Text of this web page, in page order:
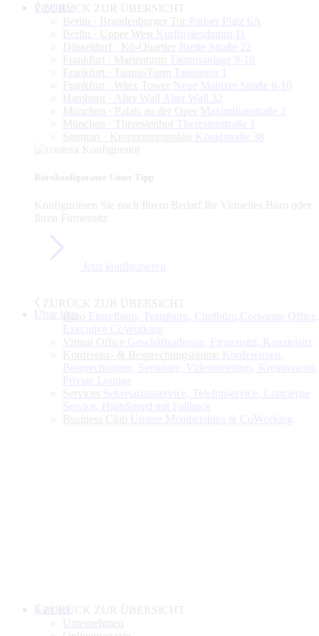
ZURÜCK ZUR ÜBERSICHT
Berlin · Brandenburger Tor
Pariser Platz 6A
Berlin · Upper West Kurfürstendamm 11
Düsseldorf · Kö-Quartier
Breite Straße 22
Frankfurt · Marienturm Taunusanlage 9-10
Frankfurt · TaunusTurm Taunustor 1
Frankfurt · Winx Tower
Neue Mainzer Straße 6-10
Hamburg · Alter Wall
Alter Wall 32
München · Palais an der Oper
Maximilianstraße 2
München · Theresienhof Theresienstraße 1
Stuttgart · Kronprinzenpalais Königstraße 38
Bürokonfigurator Unser Tipp
Konfigurieren Sie nach Ihrem Bedarf Ihr Virtuelles Büro oder
Ihren Firmensitz
Jetzt konfigurieren
Produkte
ZURÜCK ZUR ÜBERSICHT
Büro Einzelbüro, Teambüro, Chefbüro,Corporate Office,
Executive CoWorking
Virtual Office Geschäftsadresse, Firmensitz, Kanzleisitz
Konferenz- & Besprechungsräume Konferenzen,
Besprechungen, Seminare, Videomeetings, Kreativraum,
Private Lounge
Services Sekretariatsservice, Telefonservice, Concierge
Service, HighSpeed mit Fallback
Business Club Unsere Memberships & CoWorking
Über Uns
ZURÜCK ZUR ÜBERSICHT
Unternehmen
Karriere